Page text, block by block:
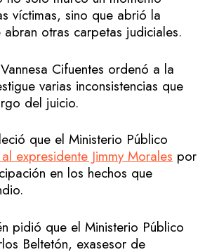
víctimas, sino que abrió la
otras carpetas judiciales.
Cifuentes ordenó a la
varias inconsistencias que
del juicio.
que el Ministerio Público
expresidente Jimmy Morales por
en los hechos que
pidió que el Ministerio Público
Beltetón, exasesor de